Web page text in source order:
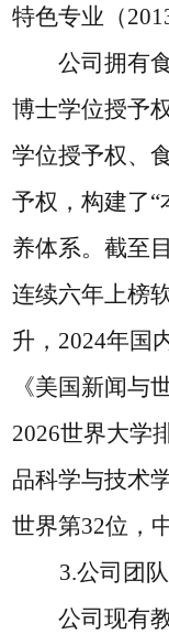
特色专业（
公司拥有食
博士学位授予
学位授予权、
予权，构建了“
养体系。截至
连续六年上榜
升，2024年国
《美国新闻与
2026世界大学
品科学与技术
世界第32位，
3.公司团
公司现有教